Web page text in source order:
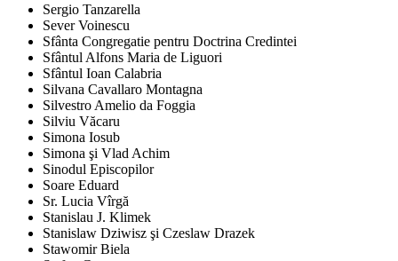
Sergio Tanzarella
Sever Voinescu
Sfânta Congregatie pentru Doctrina Credintei
Sfântul Alfons Maria de Liguori
Sfântul Ioan Calabria
Silvana Cavallaro Montagna
Silvestro Amelio da Foggia
Silviu Văcaru
Simona Iosub
Simona şi Vlad Achim
Sinodul Episcopilor
Soare Eduard
Sr. Lucia Vîrgă
Stanislau J. Klimek
Stanislaw Dziwisz şi Czeslaw Drazek
Stawomir Biela